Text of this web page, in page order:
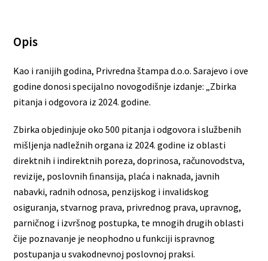
Opis
Kao i ranijih godina, Privredna štampa d.o.o. Sarajevo i ove
godine donosi specijalno novogodišnje izdanje: „Zbirka
pitanja i odgovora iz 2024. godine.
Zbirka objedinjuje oko 500 pitanja i odgovora i službenih
mišljenja nadležnih organa iz 2024. godine iz oblasti
direktnih i indirektnih poreza, doprinosa, računovodstva,
revizije, poslovnih ﬁnansija, plaća i naknada, javnih
nabavki, radnih odnosa, penzijskog i invalidskog
osiguranja, stvarnog prava, privrednog prava, upravnog,
parničnog i izvršnog postupka, te mnogih drugih oblasti
čije poznavanje je neophodno u funkciji ispravnog
postupanja u svakodnevnoj poslovnoj praksi.